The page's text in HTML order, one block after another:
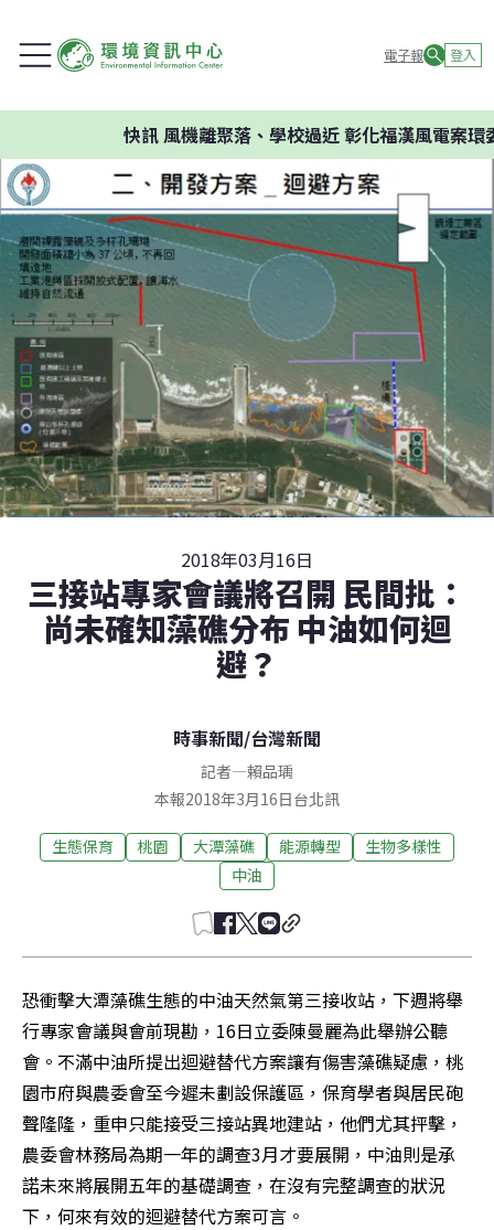
電子報 登入
快訊風機離聚落、學校過近 彰化福漢風電案環委建
2018年03月16日
三接站專家會議將召開 民間批：
尚未確知藻礁分布 中油如何迴
避？
時事新聞/台灣新聞
記者—賴品瑀
本報2018年3月16日台北訊
生態保育 桃園 大潭藻礁 能源轉型
生物多樣性
中油
恐衝擊大潭藻礁生態的中油天然氣第三接收站，下週將舉
行專家會議與會前現勘，16日立委陳曼麗為此舉辦公聽
會。不滿中油所提出迴避替代方案讓有傷害藻礁疑慮，桃
園市府與農委會至今遲未劃設保護區，保育學者與居民砲
聲隆隆，重申只能接受三接站異地建站，他們尤其抨擊，
農委會林務局為期一年的調查3月才要展開，中油則是承
諾未來將展開五年的基礎調查，在沒有完整調查的狀況
下，何來有效的迴避替代方案可言。